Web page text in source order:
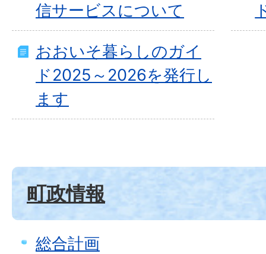
信サービスについて
おおいそ暮らしのガイ
ド2025～2026を発行し
ます
町政情報
総合計画